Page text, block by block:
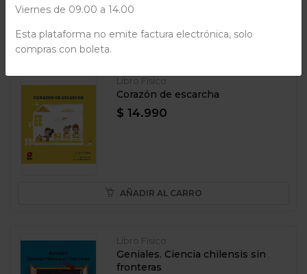
AÑADIR AL CARRO
Libro Físico
Corazón de escarcha
$ 14.990
AÑADIR AL CARRO
Libro Físico
Geniales. Ciencia chilensis sin
fronteras
Viernes de 09.00 a 14.00
Esta plataforma no emite factura electrónica, solo
compras con boleta.